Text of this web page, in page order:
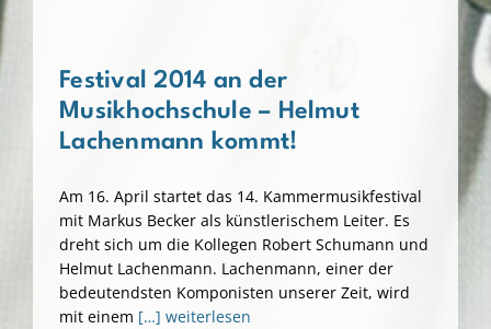
Festival 2014 an der
Musikhochschule – Helmut
Lachenmann kommt!
Am 16. April startet das 14. Kammermusikfestival
mit Markus Becker als künstlerischem Leiter. Es
dreht sich um die Kollegen Robert Schumann und
Helmut Lachenmann. Lachenmann, einer der
bedeutendsten Komponisten unserer Zeit, wird
mit einem […] weiterlesen